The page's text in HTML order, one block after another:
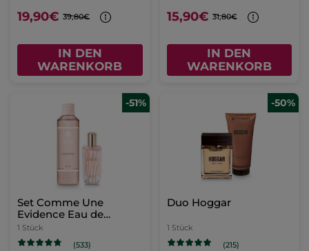
19,90€ 39,80€
IN DEN
WARENKORB
15,90€ 31,80€
IN DEN
WARENKORB
-51%
Set Comme Une
Evidence Eau de
Parfum & Parfümierte
Körpermilch
1 Stück
(533)
-50%
Duo Hoggar
1 Stück
(215)